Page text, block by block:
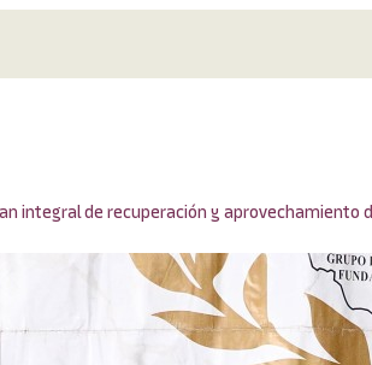
integral de recuperación y aprovechamiento